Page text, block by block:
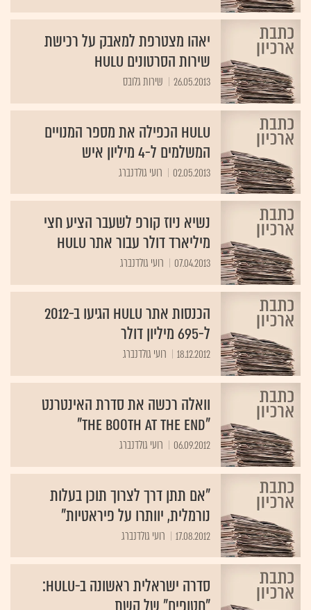
יאהו מצטרפת למאבק על רכישת
שירות הסרטונים Hulu
26.05.2013 שירות גלובס
Hulu הכפילה את מספר המנויים
המשלמים ל-4 מיליון איש
02.05.2013 רועי גולדנברג
נשיא ניוז קורפ לשעבר הציע חצי
מיליארד דולר עבור אתר hulu
07.04.2013 רועי גולדנברג
הכנסות אתר hulu הגיעו ב-2012
ל-695 מיליון דולר
18.12.2012 רועי גולדנברג
וואלה רכשה את סדרת האינטרנט
"The Booth at the End"
06.09.2012 רועי גולדנברג
"אם תתן דרך לצרוך תוכן בעלות
נורמלית, יוותרו על פיראטיות"
17.08.2012 רועי גולדנברג
סדרה ישראלית ראשונה ב-hulu: